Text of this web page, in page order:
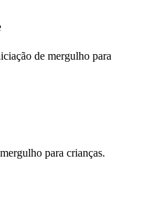
de mergulho para
para crianças.